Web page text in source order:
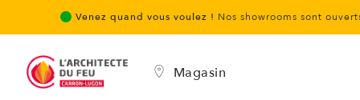
Venez quand vous voulez ! Nos showrooms sont
Magasin